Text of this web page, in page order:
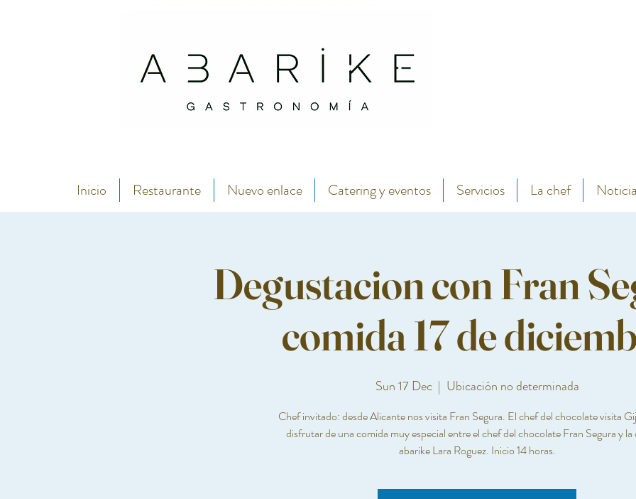
Inicio Restaurante Nuevo enlace Catering y eventos Servicios La chef
Degustacion con Fran
comida 17 de
Sun 17 Dec
  |
Ubicación no determinada
Chef invitado: desde Alicante nos visita Fran Segura. El chef del chocolate visita
disfrutar de una comida muy especial entre el chef del chocolate Fran Segura y la